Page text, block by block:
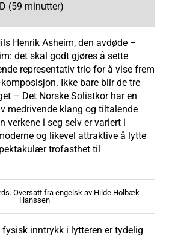
(59 minutter)
Henrik Asheim, den avdøde –
det skal godt gjøres å sette
representativ trio for å vise frem
Ikke bare blir de tre
– Det Norske Solistkor har en
medrivende klang og tiltalende
verkene i seg selv er variert i
og likevel attraktive å lytte
trofasthet til
Oversatt fra engelsk av Hilde Holbæk-
Hanssen
inntrykk i lytteren er tydelig